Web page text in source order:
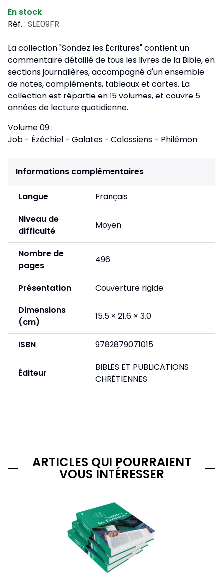
En stock
Réf. : SLE09FR
La collection "Sondez les Écritures" contient un
commentaire détaillé de tous les livres de la Bible, en
sections journalières, accompagné d'un ensemble
de notes, compléments, tableaux et cartes. La
collection est répartie en 15 volumes, et couvre 5
années de lecture quotidienne.
Volume 09 :
Job - Ézéchiel - Galates - Colossiens - Philémon
Informations complémentaires
Langue
Français
Niveau de
difficulté
Moyen
Nombre de
pages
496
Présentation
Couverture rigide
Dimensions
(cm)
15.5 × 21.6 × 3.0
ISBN 9782879071015
Éditeur
BIBLES ET PUBLICATIONS
CHRÉTIENNES
ARTICLES QUI POURRAIENT
VOUS INTÉRESSER